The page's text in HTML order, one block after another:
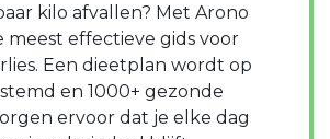
kilo afvallen? Met Arono
meest effectieve gids voor
Een dieetplan wordt op
en 1000+ gezonde
ervoor dat je elke dag